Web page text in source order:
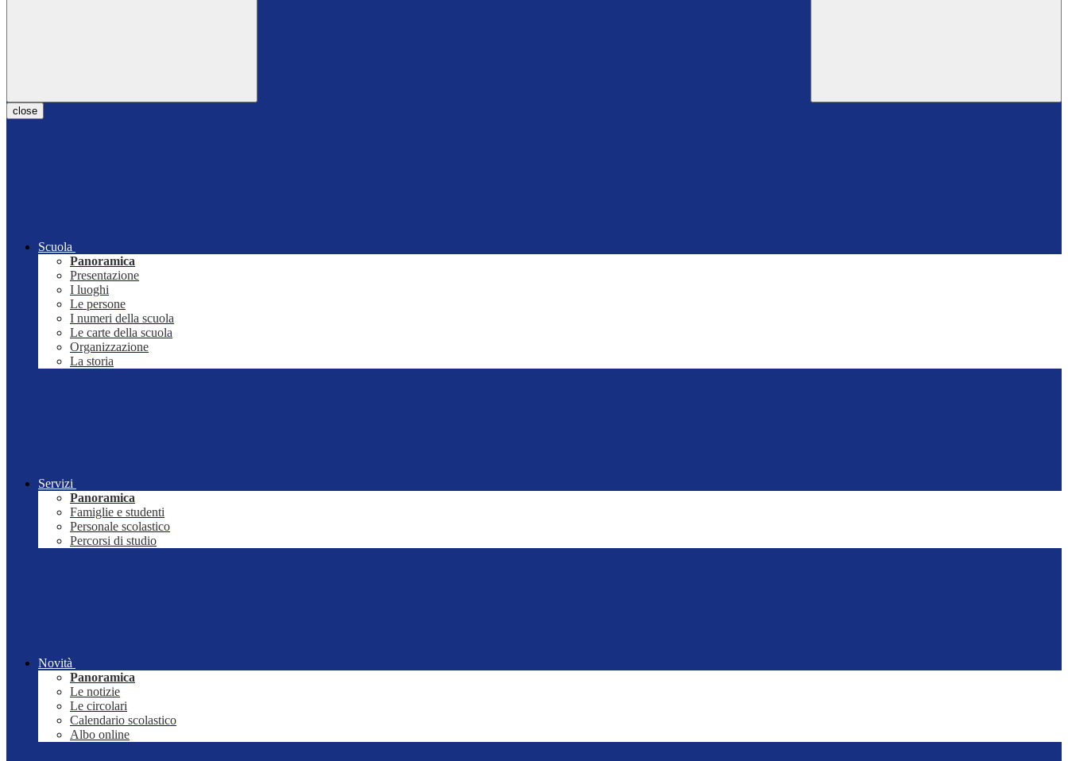
close
Scuola
Panoramica
Presentazione
I luoghi
Le persone
I numeri della scuola
Le carte della scuola
Organizzazione
La storia
Servizi
Panoramica
Famiglie e studenti
Personale scolastico
Percorsi di studio
Novità
Panoramica
Le notizie
Le circolari
Calendario scolastico
Albo online